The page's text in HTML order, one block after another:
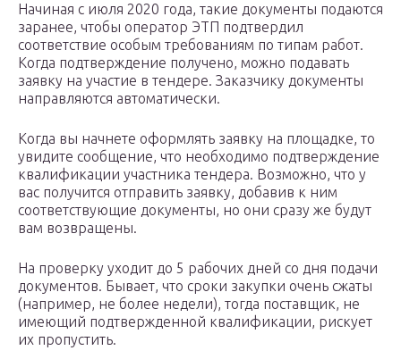
Начиная с июля 2020 года, такие документы подаются
заранее, чтобы оператор ЭТП подтвердил
соответствие особым требованиям по типам работ.
Когда подтверждение получено, можно подавать
заявку на участие в тендере. Заказчику документы
направляются автоматически.
Когда вы начнете оформлять заявку на площадке, то
увидите сообщение, что необходимо подтверждение
квалификации участника тендера. Возможно, что у
вас получится отправить заявку, добавив к ним
соответствующие документы, но они сразу же будут
вам возвращены.
На проверку уходит до 5 рабочих дней со дня подачи
документов. Бывает, что сроки закупки очень сжаты
(например, не более недели), тогда поставщик, не
имеющий подтвержденной квалификации, рискует
их пропустить.